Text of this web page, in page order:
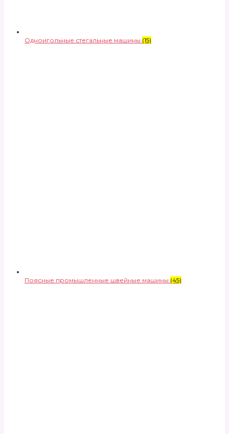
Одноигольные стегальные машины (15)
Поясные промышленные швейные машины (45)